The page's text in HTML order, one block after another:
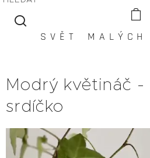
S V Ě T M A L Ý C H
Modrý květináč -
srdíčko